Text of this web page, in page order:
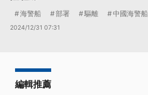
海警船 部署 驅離 中國海警船
2024/12/31 07:31
編輯推薦